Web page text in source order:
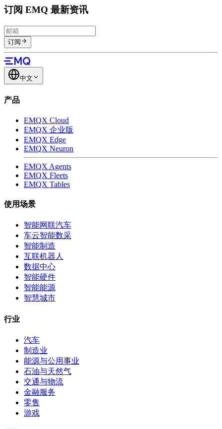
订阅 EMQ 最新资讯
订阅
中文
产品
EMQX Cloud
EMQX 企业版
EMQX Edge
EMQX Neuron
EMQX Agents
EMQX Fleets
EMQX Tables
使用场景
智能网联汽车
车云智能数采
智能制造
互联机器人
数据中心
智能硬件
智能能源
智慧城市
行业
汽车
制造业
能源与公用事业
石油与天然气
交通与物流
金融服务
零售
游戏